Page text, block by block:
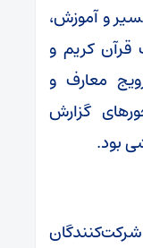
و آموزش،
قرآن کریم و
معارف و
گزارش
بود.